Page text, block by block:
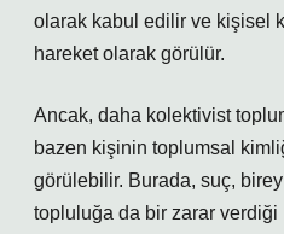
olarak kabul edilir ve kişisel
hareket olarak görülür.
Ancak, daha kolektivist
bazen kişinin toplumsal
görülebilir. Burada, suç,
topluluğa da bir zarar